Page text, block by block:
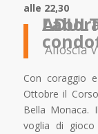
alle 22,30
Laboratorio di
Alioscia
Con coraggio
Ottobre il
Bella Monaca.
voglia di